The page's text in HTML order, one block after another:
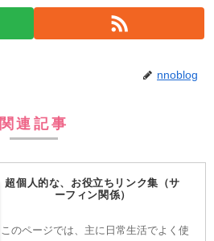
nnoblog
関連記事
超個人的な、お役立ちリンク集（サ
ーフィン関係）
このページでは、主に日常生活でよく使